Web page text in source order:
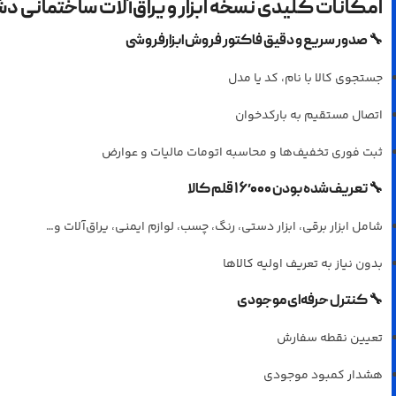
امکانات کلیدی نسخه ابزار و یراق‌آلات ساختمانی
🔧صدور سریع و دقیق فاکتور فروش ابزارفروشی
جستجوی کالا با نام، کد یا مدل
اتصال مستقیم به بارکدخوان
ثبت فوری تخفیف‌ها و محاسبه اتومات مالیات و عوارض
🔧تعریف‌شده بودن ۱۶٬۰۰۰ قلم کالا
شامل ابزار برقی، ابزار دستی، رنگ، چسب، لوازم ایمنی، یراق‌آلات و…
بدون نیاز به تعریف اولیه کالاها
🔧کنترل حرفه‌ای موجودی
تعیین نقطه سفارش
هشدار کمبود موجودی